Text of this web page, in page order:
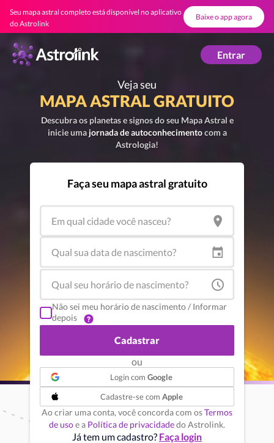
Seu mapa astral completo está disponível no aplicativo
do Astrolink
Baixe o app agora
Entrar
Astrolink
Veja seu
MAPA ASTRAL GRATUITO
Descubra os planetas e signos do seu Mapa Astral e
inicie umajornada de autoconhecimentocom a
Astrologia!
Faça seu mapa astral gratuito
Não sei meu horário de nascimento / Informar
depois
Cadastrar
ou
Login com Google
Cadastre-se com Apple
Ao criar uma conta, você concorda com osTermos
de usoe a Política de privacidadedo Astrolink.
Já tem um cadastro? Faça login